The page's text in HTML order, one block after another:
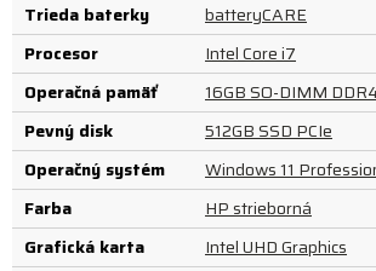
Trieda baterky
batteryCARE
Procesor
Intel Core i7
Operačná pamäť
16GB SO-DIMM
Pevný disk
512GB SSD PCIe
Operačný systém
Windows 11
Farba
HP strieborná
Grafická karta
Intel UHD Graphics